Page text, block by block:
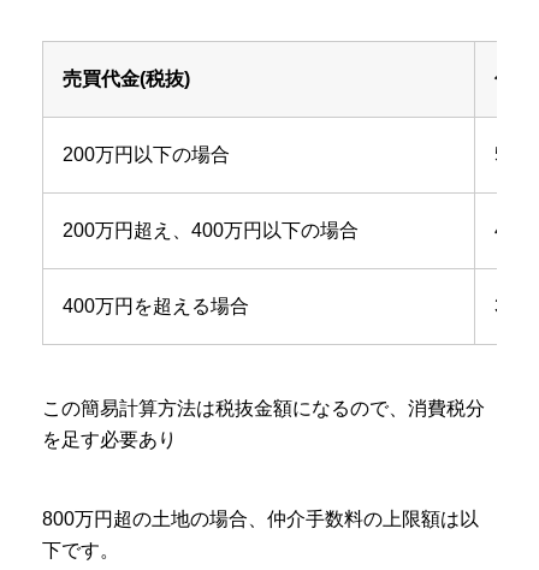
売買代金(税抜) 仲介
200万円以下の場合 5%
200万円超え、400万円以下の場合
400万円を超える場合
この簡易計算方法は税抜金額になるので、消費税分
を足す必要あり
800万円超の土地の場合、仲介手数料の上限額は以
下です。